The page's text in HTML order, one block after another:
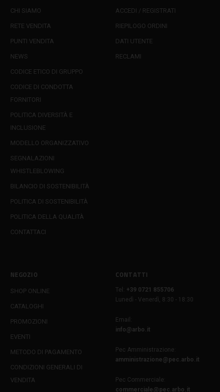
CHI SIAMO
RETE VENDITA
PUNTI VENDITA
NEWS
CODICE ETICO DI GRUPPO
CODICE DI CONDOTTA
FORNITORI
POLITICA DIVERSITÀ E
INCLUSIONE
MODELLO ORGANIZZATIVO
SEGNALAZIONI
WHISTLEBLOWING
BILANCIO DI SOSTENIBILITÀ
POLITICA DI SOSTENIBILITÀ
POLITICA DELLA QUALITÀ
CONTATTACI
ACCEDI / REGISTRATI
RIEPILOGO ORDINI
DATI UTENTE
RECLAMI
NEGOZIO
SHOP ONLINE
CATALOGHI
PROMOZIONI
EVENTI
METODO DI PAGAMENTO
CONDIZIONI GENERALI DI
VENDITA
CONTATTI
Tel:
+39 0721 855706
Lunedì - Venerdì, 8:30 - 18:30
Email:
info@arbo.it
Pec Amministrazione:
amministrazione@pec.arbo.it
Pec Commerciale:
commerciale@pec.arbo.it